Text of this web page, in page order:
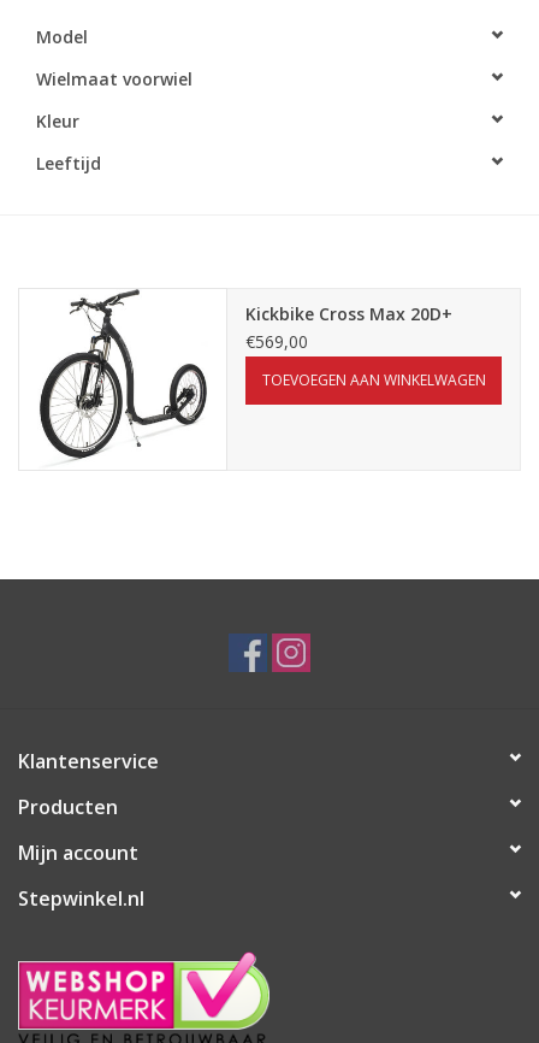
Model
Wielmaat voorwiel
Kleur
Leeftijd
Kickbike Cross Max 20D+
€569,00
TOEVOEGEN AAN WINKELWAGEN
Klantenservice
Producten
Mijn account
Stepwinkel.nl